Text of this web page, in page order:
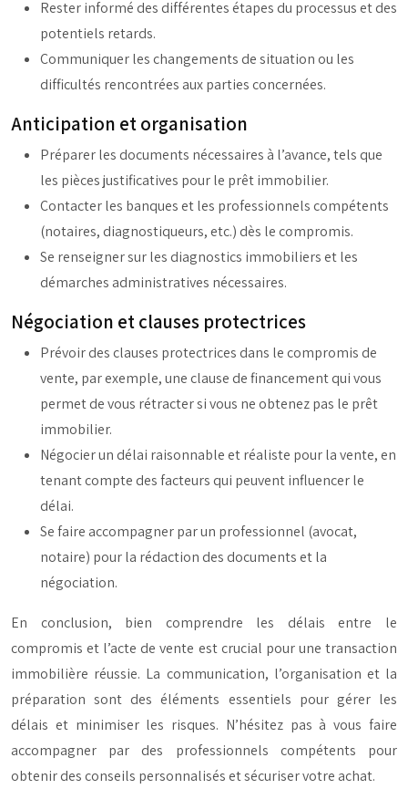
Rester informé des différentes étapes du processus et des
potentiels retards.
Communiquer les changements de situation ou les
difficultés rencontrées aux parties concernées.
Anticipation et organisation
Préparer les documents nécessaires à l’avance, tels que
les pièces justificatives pour le prêt immobilier.
Contacter les banques et les professionnels compétents
(notaires, diagnostiqueurs, etc.) dès le compromis.
Se renseigner sur les diagnostics immobiliers et les
démarches administratives nécessaires.
Négociation et clauses protectrices
Prévoir des clauses protectrices dans le compromis de
vente, par exemple, une clause de financement qui vous
permet de vous rétracter si vous ne obtenez pas le prêt
immobilier.
Négocier un délai raisonnable et réaliste pour la vente, en
tenant compte des facteurs qui peuvent influencer le
délai.
Se faire accompagner par un professionnel (avocat,
notaire) pour la rédaction des documents et la
négociation.
En conclusion, bien comprendre les délais entre le
compromis et l’acte de vente est crucial pour une transaction
immobilière réussie. La communication, l’organisation et la
préparation sont des éléments essentiels pour gérer les
délais et minimiser les risques. N’hésitez pas à vous faire
accompagner par des professionnels compétents pour
obtenir des conseils personnalisés et sécuriser votre achat.